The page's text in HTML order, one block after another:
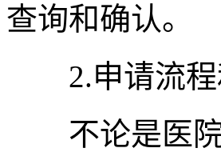
查询和确认。
2.申请流程
不论是医院